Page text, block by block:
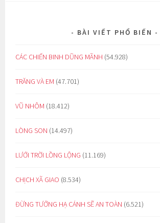
BÀI VIẾT PHỔ BIẾN
CÁC CHIẾN BINH DŨNG MÃNH (54.928)
TRĂNG VÀ EM (47.701)
VŨ NHÔM (18.412)
LÒNG SON (14.497)
LƯỚI TRỜI LỒNG LỘNG (11.169)
CHỊCH XÃ GIAO (8.534)
ĐỪNG TƯỞNG HẠ CÁNH SẼ AN TOÀN (6.521)